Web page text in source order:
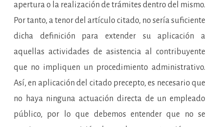
apertura o la realización de trámites dentro del mismo.
Por tanto, a tenor del artículo citado, no sería suficiente
dicha definición para extender su aplicación a
aquellas actividades de asistencia al contribuyente
que no impliquen un procedimiento administrativo.
Así, en aplicación del citado precepto, es necesario que
no haya ninguna actuación directa de un empleado
público, por lo que debemos entender que no se